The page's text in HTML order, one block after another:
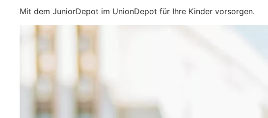
Mit dem JuniorDepot im UnionDepot für Ihre Kinder vorsorgen.